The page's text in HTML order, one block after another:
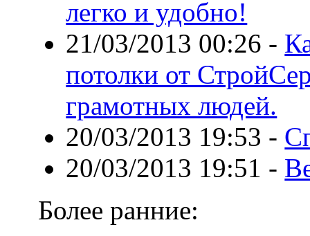
легко и удобно!
21/03/2013 00:26 -
потолки от
грамотных людей.
20/03/2013 19:53 -
20/03/2013 19:51 -
Более ранние: